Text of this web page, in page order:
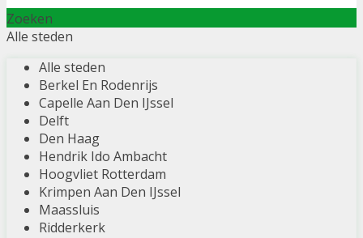
Zoeken
Alle steden
Alle steden
Berkel En Rodenrijs
Capelle Aan Den IJssel
Delft
Den Haag
Hendrik Ido Ambacht
Hoogvliet Rotterdam
Krimpen Aan Den IJssel
Maassluis
Ridderkerk